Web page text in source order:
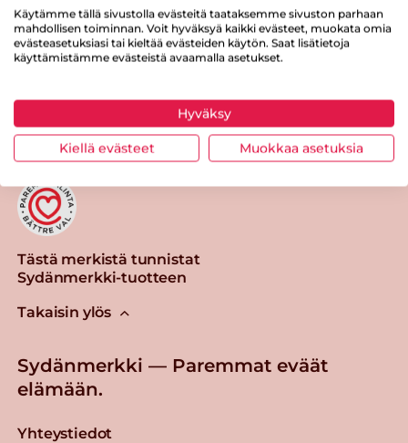
Tästä merkistä tunnistat
Sydänmerkki-tuotteen
Takaisin ylös
Sydänmerkki — Paremmat eväät
elämään.
Yhteystiedot
Käytämme tällä sivustolla evästeitä taataksemme sivuston parhaan
mahdollisen toiminnan. Voit hyväksyä kaikki evästeet, muokata omia
evästeasetuksiasi tai kieltää evästeiden käytön. Saat lisätietoja
käyttämistämme evästeistä avaamalla asetukset.
Hyväksy
Kiellä evästeet Muokkaa asetuksia